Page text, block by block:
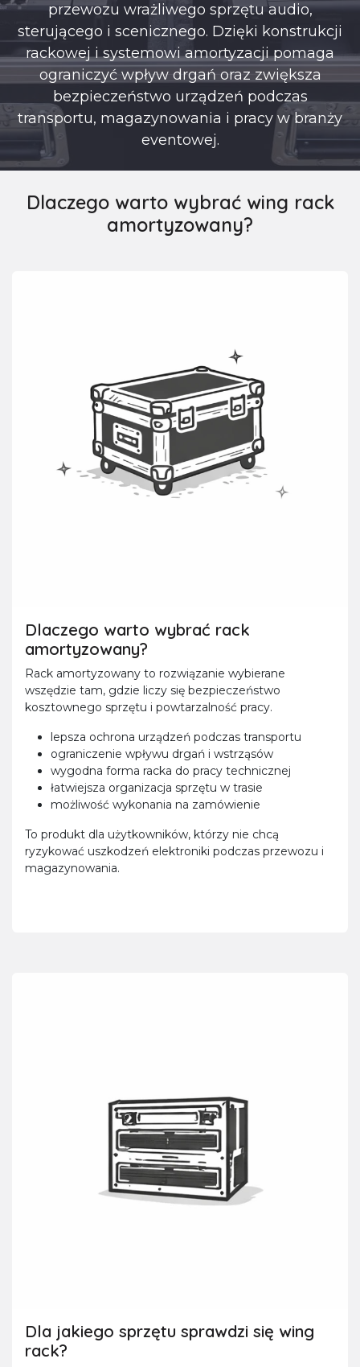
przewozu wrażliwego sprzętu audio,
sterującego i scenicznego. Dzięki konstrukcji
rackowej i systemowi amortyzacji pomaga
ograniczyć wpływ drgań oraz zwiększa
bezpieczeństwo urządzeń podczas
transportu, magazynowania i pracy w branży
eventowej.
Dlaczego warto wybrać wing rack
amortyzowany?
Dlaczego warto wybrać rack
amortyzowany?
Rack amortyzowany to rozwiązanie wybierane
wszędzie tam, gdzie liczy się bezpieczeństwo
kosztownego sprzętu i powtarzalność pracy.
lepsza ochrona urządzeń podczas transportu
ograniczenie wpływu drgań i wstrząsów
wygodna forma racka do pracy technicznej
łatwiejsza organizacja sprzętu w trasie
możliwość wykonania na zamówienie
To produkt dla użytkowników, którzy nie chcą
ryzykować uszkodzeń elektroniki podczas przewozu i
magazynowania.
Dla jakiego sprzętu sprawdzi się wing
rack?